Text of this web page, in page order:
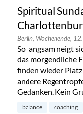
Spiritual
Berlin, Wochenende,
So langsam neigt
das morgendliche
finden wieder
andere
Gedanken. Kein
balance coaching